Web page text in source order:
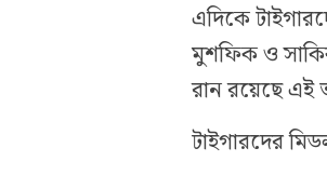
এদিকে
মুশফিক ও
রান রয়েছে
টাইগারদের